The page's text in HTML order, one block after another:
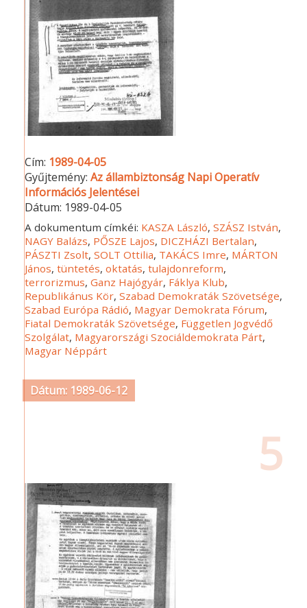
Cím: 1989-04-05
Gyűjtemény:Az állambiztonság Napi Operatív
Információs Jelentései
Dátum: 1989-04-05
A dokumentum címkéi: KASZA László,SZÁSZ István,
NAGY Balázs, PŐSZE Lajos, DICZHÁZI Bertalan,
PÁSZTI Zsolt,SOLT Ottilia, TAKÁCS Imre, MÁRTON
János,tüntetés,oktatás,tulajdonreform,
terrorizmus,Ganz Hajógyár, Fáklya Klub,
Republikánus Kör,Szabad Demokraták Szövetsége,
Szabad Európa Rádió, Magyar Demokrata Fórum,
Fiatal Demokraták Szövetsége, Független Jogvédő
Szolgálat, Magyarországi Szociáldemokrata Párt,
Magyar Néppárt
Dátum: 1989-06-12
5